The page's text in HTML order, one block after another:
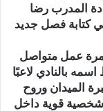
المدرب رضا
في كتابة فصل جديد
ثمرة عمل متواصل
بالنادي لاعبًا
الميدان وروح
شخصية قوية داخل